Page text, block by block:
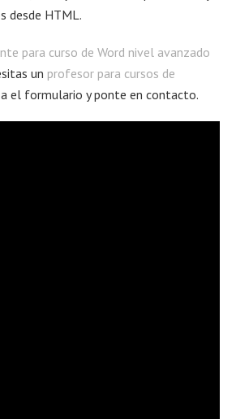
desde HTML.
para curso de Word nivel avanzado
un profesor para cursos de
el formulario y ponte en contacto.